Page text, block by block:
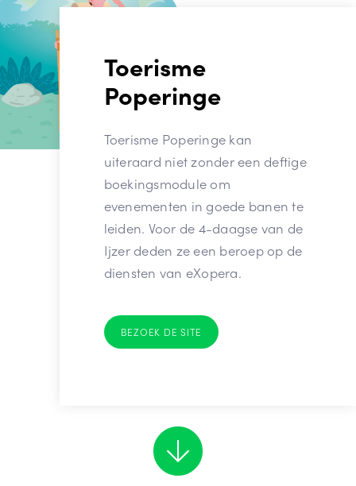
Toerisme
Poperinge
Toerisme Poperinge kan
uiteraard niet zonder een deftige
boekingsmodule om
evenementen in goede banen te
leiden. Voor de 4-daagse van de
Ijzer deden ze een beroep op de
diensten van eXopera.
BEZOEK DE SITE